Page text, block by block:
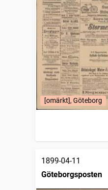
[omärkt], Göteborg
1899-04-11
Göteborgsposten